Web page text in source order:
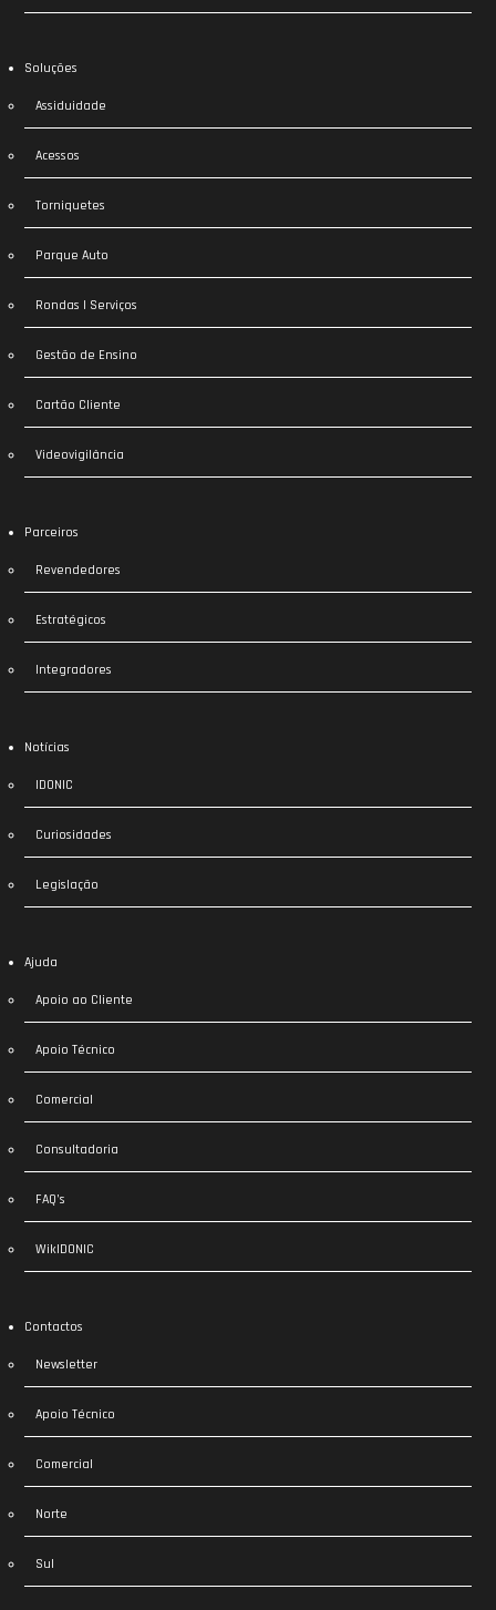
Soluções
Assiduidade
Acessos
Torniquetes
Parque Auto
Rondas | Serviços
Gestão de Ensino
Cartão Cliente
Videovigilância
Parceiros
Revendedores
Estratégicos
Integradores
Notícias
IDONIC
Curiosidades
Legislação
Ajuda
Apoio ao Cliente
Apoio Técnico
Comercial
Consultadoria
FAQ’s
WikIDONIC
Contactos
Newsletter
Apoio Técnico
Comercial
Norte
Sul